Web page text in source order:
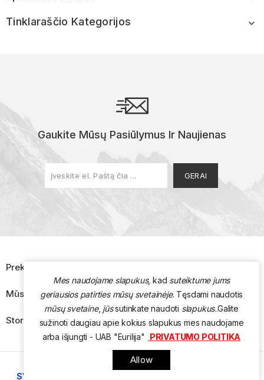
Tinklaraščio Kategorijos 
Gaukite Mūsų Pasiūlymus Ir Naujienas
Prekės 
Mūsų Įmonė
Store Information
Mes naudojame slapukus, kad suteiktume jums
geriausios patirties mūsų svetainėje. Tęsdami naudotis
mūsų svetaine, jūssutinkate naudoti slapukus..Galite
sužinoti daugiau apie kokius slapukus mes naudojame
arba išjungti - UAB "Eurilija"
PRIVATUMO POLITIKA
Allow
SVETAINIŲ KŪRIMAS